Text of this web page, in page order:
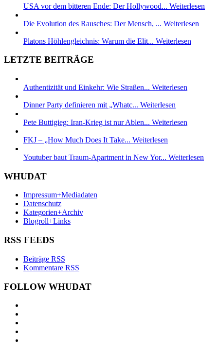
USA vor dem bitteren Ende: Der Hollywood... Weiterlesen
Die Evolution des Rausches: Der Mensch, ... Weiterlesen
Platons Höhlengleichnis: Warum die Elit... Weiterlesen
LETZTE BEITRÄGE
Authentizität und Einkehr: Wie Straßen... Weiterlesen
Dinner Party definieren mit „Whatc... Weiterlesen
Pete Buttigieg: Iran-Krieg ist nur Ablen... Weiterlesen
FKJ – „How Much Does It Take... Weiterlesen
Youtuber baut Traum-Apartment in New Yor... Weiterlesen
WHUDAT
Impressum+Mediadaten
Datenschutz
Kategorien+Archiv
Blogroll+Links
RSS FEEDS
Beiträge RSS
Kommentare RSS
FOLLOW WHUDAT